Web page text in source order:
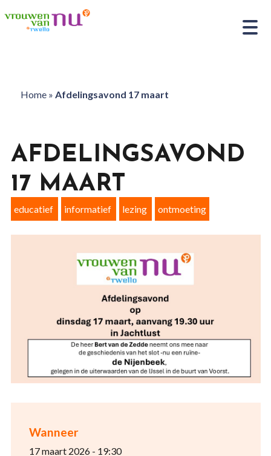
Home» Afdelingsavond 17 maart
Wanneer
17 maart 2026 - 19:30
AFDELINGSAVOND
17 MAART
educatief informatief lezing ontmoeting